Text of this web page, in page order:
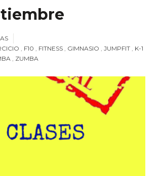
, F10 , FITNESS , GIMNASIO , JUMPFIT , K-1
, ZUMBA